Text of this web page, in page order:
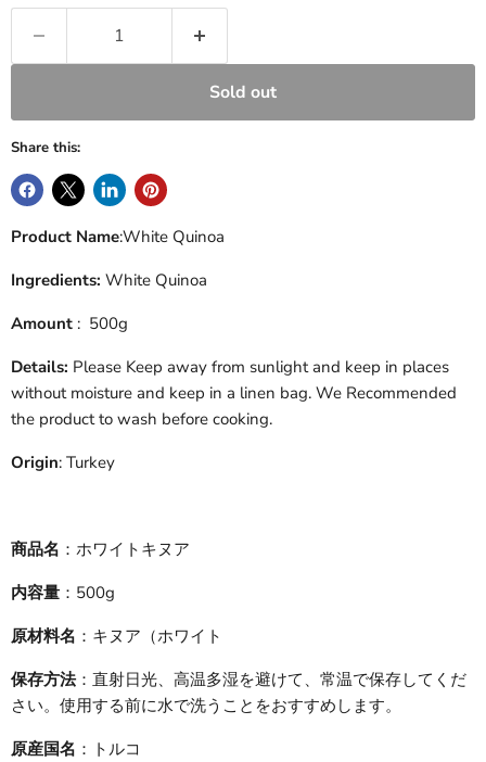
Sold out
Share this:
Product Name:White Quinoa
Ingredients: White Quinoa
Amount : 500g
Details: Please Keep away from sunlight and keep in places
without moisture and keep in a linen bag. We Recommended
the product to wash before cooking.
Origin: Turkey
商品名 ： ホワイトキヌア
内容量 ：500g
原材料名 ： キヌア（ホワイト
保存方法：直射日光、高温多湿を避けて、常温で保存してくだ
さい。使用する前に水で洗うことをおすすめします。
原産国名 ：トルコ